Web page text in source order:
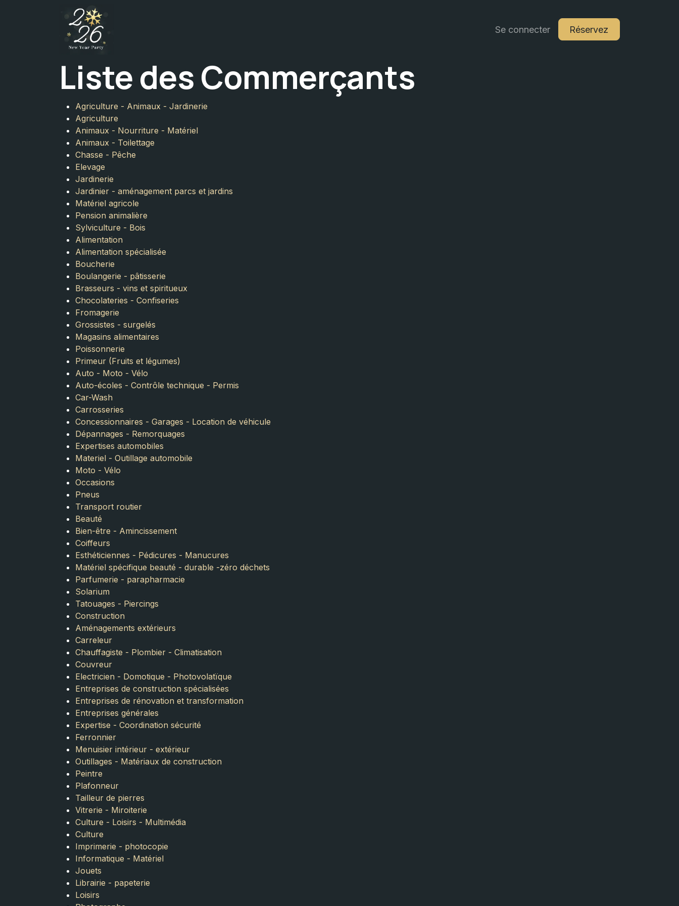
Se rendre au contenu
Se connecter Réservez
Liste des Commerçants
Agriculture - Animaux - Jardinerie
Agriculture
Animaux - Nourriture - Matériel
Animaux - Toilettage
Chasse - Pêche
Elevage
Jardinerie
Jardinier - aménagement parcs et jardins
Matériel agricole
Pension animalière
Sylviculture - Bois
Alimentation
Alimentation spécialisée
Boucherie
Boulangerie - pâtisserie
Brasseurs - vins et spiritueux
Chocolateries - Confiseries
Fromagerie
Grossistes - surgelés
Magasins alimentaires
Poissonnerie
Primeur (Fruits et légumes)
Auto - Moto - Vélo
Auto-écoles - Contrôle technique - Permis
Car-Wash
Carrosseries
Concessionnaires - Garages - Location de véhicule
Dépannages - Remorquages
Expertises automobiles
Materiel - Outillage automobile
Moto - Vélo
Occasions
Pneus
Transport routier
Beauté
Bien-être - Amincissement
Coiffeurs
Esthéticiennes - Pédicures - Manucures
Matériel spécifique beauté - durable -zéro déchets
Parfumerie - parapharmacie
Solarium
Tatouages - Piercings
Construction
Aménagements extérieurs
Carreleur
Chauffagiste - Plombier - Climatisation
Couvreur
Electricien - Domotique - Photovolatïque
Entreprises de construction spécialisées
Entreprises de rénovation et transformation
Entreprises générales
Expertise - Coordination sécurité
Ferronnier
Menuisier intérieur - extérieur
Outillages - Matériaux de construction
Peintre
Plafonneur
Tailleur de pierres
Vitrerie - Miroiterie
Culture - Loisirs - Multimédia
Culture
Imprimerie - photocopie
Informatique - Matériel
Jouets
Librairie - papeterie
Loisirs